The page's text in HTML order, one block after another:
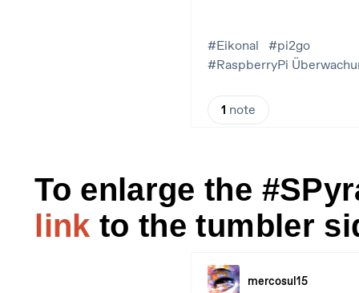
To enlarge the
linkto the tumbler